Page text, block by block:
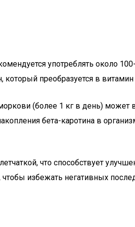
употреблять около
преобразуется в
(более 1 кг в день) может
бета-каротина в
что способствует
избежать негативных